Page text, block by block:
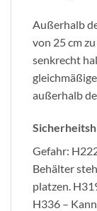
Außerhalb
von 25 cm
senkrecht
außerhalb
Gefahr:
Behälter
platzen.
H336 –